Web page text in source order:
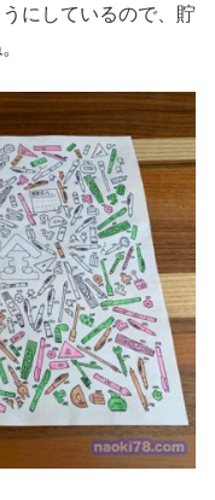
にしているので、貯